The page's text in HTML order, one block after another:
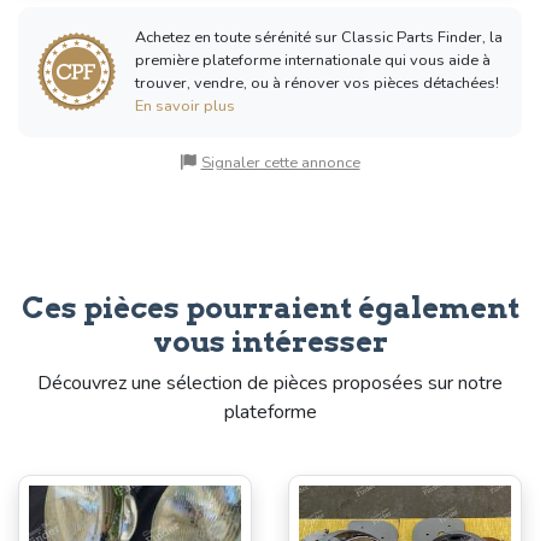
Achetez en toute sérénité sur Classic Parts Finder, la
première plateforme internationale qui vous aide à
trouver, vendre, ou à rénover vos pièces détachées!
En savoir plus
Signaler cette annonce
Ces pièces pourraient également
vous intéresser
Découvrez une sélection de pièces proposées sur notre
plateforme